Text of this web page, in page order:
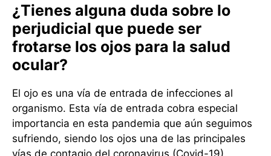
¿Tienes alguna duda sobre lo
perjudicial que puede ser
frotarse los ojos para la salud
ocular?
El ojo es una vía de entrada de infecciones al
organismo. Esta vía de entrada cobra especial
importancia en esta pandemia que aún seguimos
sufriendo, siendo los ojos una de las principales
vías de contagio del coronavirus (Covid-19).